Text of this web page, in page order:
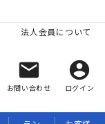
法人会員について
mail
お問い合わせ
account_circle
ログイン